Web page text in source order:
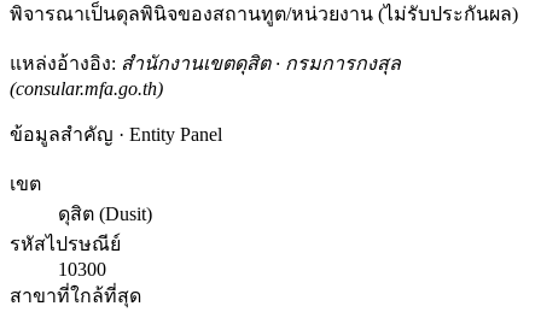
พิจารณาเป็นดุลพินิจของสถานทูต/หน่วยงาน (ไม่รับประกันผล)
แหล่งอ้างอิง: สำนักงานเขตดุสิต · กรมการกงสุล
(consular.mfa.go.th)
ข้อมูลสำคัญ · Entity Panel
เขต
ดุสิต (Dusit)
รหัสไปรษณีย์
10300
สาขาที่ใกล้ที่สุด